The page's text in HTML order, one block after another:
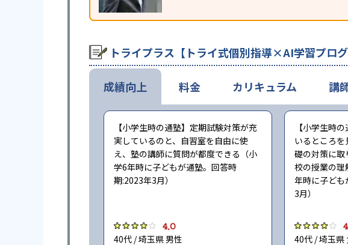
トライプラス【トライ式個別指導×AI学習プロ
成績向上
【小学生時の通塾】定期試験対策が充
実しているのと、自習室を自由に使
え、塾の講師に質問が都度できる（小
学6年時に子どもが通塾。回答時
期:2023年3月）
4.0
40代 / 埼玉県 男性
【小学生時
いるところ
礎の対策に取
校の授業の理
年時に子ど
3月）
40代 / 埼玉県
料金 カリキュラム 講